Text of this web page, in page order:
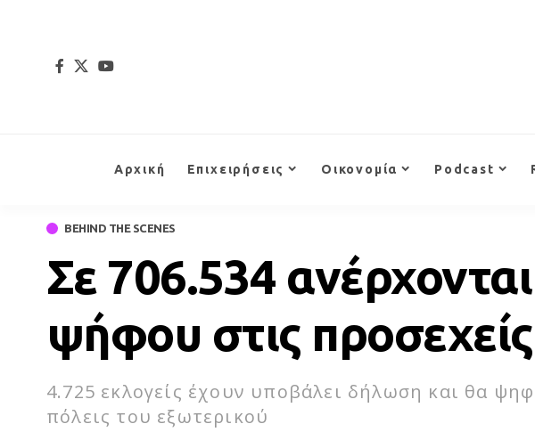
Αρχική Επιχειρήσεις Οικονομία Podcast
BEHIND THE SCENES
Σε 706.534
ψήφου στις
4.725 εκλογείς έχουν υποβάλει δήλωση και θα
πόλεις του εξωτερικού